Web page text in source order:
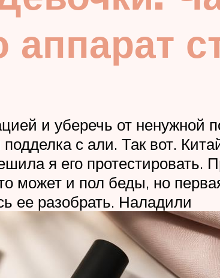
и уберечь от ненужной
с али. Так вот.
я его протестировать.
может и пол беды, но
ее разобрать. Наладили